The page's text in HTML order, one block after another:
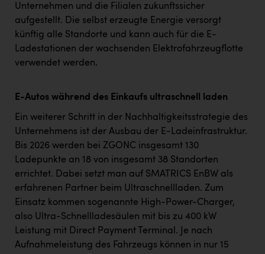
Unternehmen und die Filialen zukunftssicher
aufgestellt. Die selbst erzeugte Energie versorgt
künftig alle Standorte und kann auch für die E-
Ladestationen der wachsenden Elektrofahrzeugflotte
verwendet werden.
E-Autos während des Einkaufs ultraschnell laden
Ein weiterer Schritt in der Nachhaltigkeitsstrategie des
Unternehmens ist der Ausbau der E-Ladeinfrastruktur.
Bis 2026 werden bei ZGONC insgesamt 130
Ladepunkte an 18 von insgesamt 38 Standorten
errichtet. Dabei setzt man auf SMATRICS EnBW als
erfahrenen Partner beim Ultraschnellladen. Zum
Einsatz kommen sogenannte High-Power-Charger,
also Ultra-Schnellladesäulen mit bis zu 400 kW
Leistung mit Direct Payment Terminal. Je nach
Aufnahmeleistung des Fahrzeugs können in nur 15